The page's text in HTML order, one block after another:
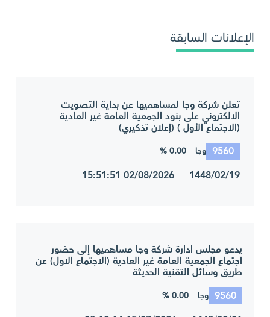
الإعلانات السابقة
تعلن شركة وجا لمساهميها عن بداية التصويت
الالكتروني على بنود الجمعية العامة غير العادية
(الاجتماع الأول ) (إعلان تذكيري)
9560 وجا 0.00 %
1448/02/19 02/08/2026 15:51:51
يدعو مجلس ادارة شركة وجا مساهميها إلى حضور
اجتماع الجمعية العامة غير العادية (الاجتماع الاول) عن
طريق وسائل التقنية الحديثة
9560 وجا 0.00 %